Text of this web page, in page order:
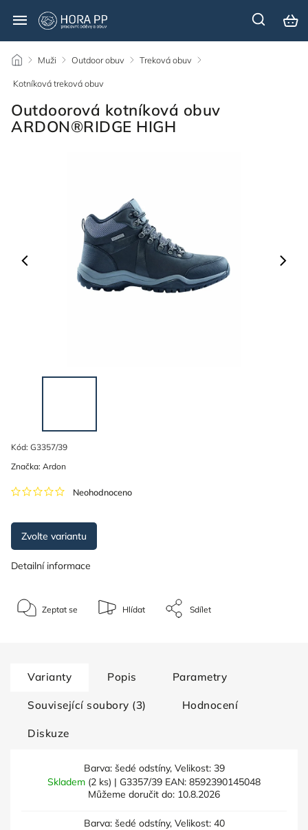
/ Muži / Outdoor obuv / Treková obuv /
Kotníková treková obuv
Outdoorová kotníková obuv
ARDON®RIDGE HIGH
Kód: G3357/39
Neohodnoceno
Značka: Ardon
Zvolte variantu
Detailní informace
Zeptat se Hlídat Sdílet
Varianty Popis Parametry
Související soubory (3) Hodnocení
Diskuze
Barva: šedé odstíny, Velikost: 39
Skladem (2 ks) | G3357/39 EAN: 8592390145048
Můžeme doručit do: 10.8.2026
Barva: šedé odstíny, Velikost: 40